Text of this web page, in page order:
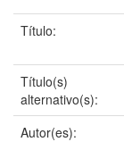
Título:
Título(s)
alternativo(s):
Autor(es):